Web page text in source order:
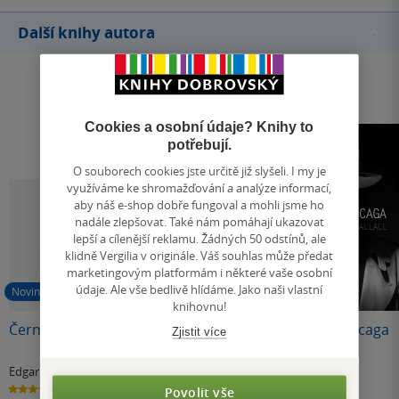
Další knihy autora
Novinka
Černý opat
Edgar Wallace
3.7
A Present for Evans
Edgar Wallace
Postrach Chicaga
Edgar Wallace
Cookies a osobní údaje? Knihy to
potřebují.
O souborech cookies jste určitě již slyšeli. I my je
využíváme ke shromažďování a analýze informací,
aby náš e-shop dobře fungoval a mohli jsme ho
nadále zlepšovat. Také nám pomáhají ukazovat
lepší a cílenější reklamu. Žádných 50 odstínů, ale
klidně Vergilia v originále. Váš souhlas může předat
marketingovým platformám i některé vaše osobní
údaje. Ale vše bedlivě hlídáme. Jako naši vlastní
knihovnu!
Zjistit více
Povolit vše